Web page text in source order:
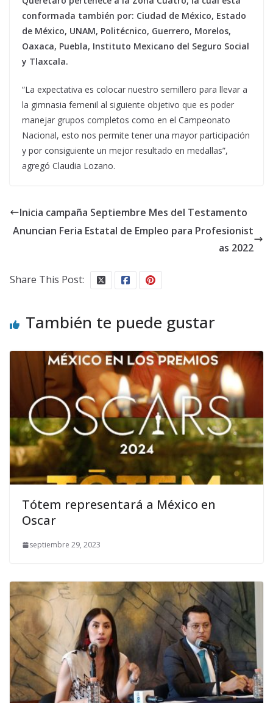
conformada también por: Ciudad de México, Estado
de México, UNAM, Politécnico, Guerrero, Morelos,
Oaxaca, Puebla, Instituto Mexicano del Seguro Social
y Tlaxcala.
“La expectativa es colocar nuestro semillero para llevar a
la gimnasia femenil al siguiente objetivo que es poder
manejar grupos completos como en el Campeonato
Nacional, esto nos permite tener una mayor participación
y por consiguiente un mejor resultado en medallas”,
agregó Claudia Lozano.
Inicia campaña Septiembre Mes del Testamento
Anuncian Feria Estatal de Empleo para Profesionist
as 2022
Share This Post:
También te puede gustar
Tótem representará a México en
Oscar
septiembre 29, 2023